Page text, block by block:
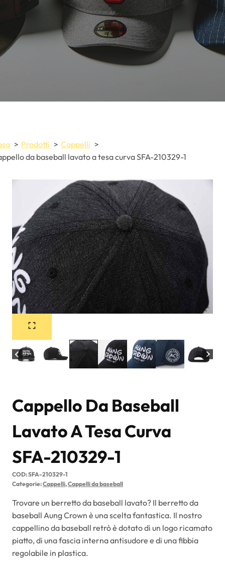
Prodotti
Cappelli
da baseball lavato a tesa curva SFA-210329-1
Cappello Da Baseball
Lavato A Tesa Curva
SFA-210329-1
COD:SFA-210329-1
Categorie:Cappelli,Cappelli da baseball
Trovare un berretto da baseball lavato? Il berretto da
baseball Aung Crown è una scelta fantastica. Il nostro
cappellino da baseball retrò è dotato di un logo ricamato
piatto, di una fascia interna antisudore e di una fibbia
regolabile in plastica.